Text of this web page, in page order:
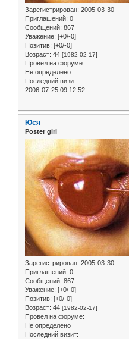
Зарегистрирован: 2005-03-30
Приглашений: 0
Сообщений: 867
Уважение: [+0/-0]
Позитив: [+0/-0]
Возраст: 44 [1982-02-17]
Провел на форуме:
Не определено
Последний визит:
2006-07-25 09:12:52
Юся
Poster girl
Зарегистрирован: 2005-03-30
Приглашений: 0
Сообщений: 867
Уважение: [+0/-0]
Позитив: [+0/-0]
Возраст: 44 [1982-02-17]
Провел на форуме:
Не определено
Последний визит: